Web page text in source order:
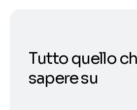
Tutto quello
sapere su